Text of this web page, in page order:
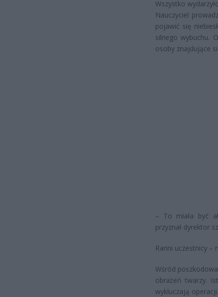
Wszystko
Nauczyciel
pojawić się
silnego wybuchu.
osoby znajdujące
– To miała być
przyznał dyrektor
Ranni uczestnicy –
Wśród
obrażeń twarzy.
wykluczają